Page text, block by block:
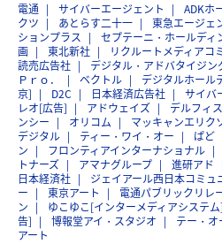
電通 サイバーエージェント ADKホ
クツ
あとらす二十一 東急エージェ
ションプラス
セプテーニ・ホールディ
画
東北新社
リクルートメディアコ
読売広告社
デジタル・アドバタイジン
Ｐｒｏ．
ベクトル デジタルホール
京]
D2C 日本経済広告社 サイバ
レオ[広告]
アドウェイズ デルフィス
ンシー
オリコム マッキャンエリク
デジタル
ティー・ワイ・オー ぱど
ン
フロンティアインターナショナル
トナーズ
アマナグループ 進研アド
日本経済社
ジェイアール西日本コミュ
ー
東京アート 電通パブリックリレ
ン
ゆこゆこ[インターメディアシステム]
告]
博報堂アイ・スタジオ テー・
アート